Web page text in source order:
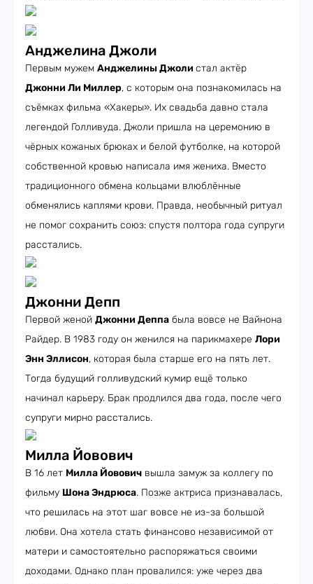
Анджелина Джоли
Первым мужем Анджелины Джоли стал актёр
Джонни Ли Миллер, с которым она познакомилась на
съёмках фильма «Хакеры». Их свадьба давно стала
легендой Голливуда. Джоли пришла на церемонию в
чёрных кожаных брюках и белой футболке, на которой
собственной кровью написала имя жениха. Вместо
традиционного обмена кольцами влюблённые
обменялись каплями крови. Правда, необычный ритуал
не помог сохранить союз: спустя полтора года супруги
расстались.
Джонни Депп
Первой женой Джонни Деппа была вовсе не Вайнона
Райдер. В 1983 году он женился на парикмахере Лори
Энн Эллисон, которая была старше его на пять лет.
Тогда будущий голливудский кумир ещё только
начинал карьеру. Брак продлился два года, после чего
супруги мирно расстались.
Милла Йовович
В 16 лет Милла Йовович вышла замуж за коллегу по
фильму Шона Эндрюса. Позже актриса признавалась,
что решилась на этот шаг вовсе не из-за большой
любви. Она хотела стать финансово независимой от
матери и самостоятельно распоряжаться своими
доходами. Однако план провалился: уже через два